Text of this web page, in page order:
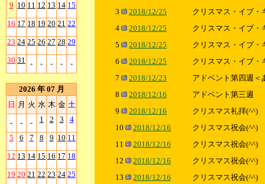
9 10 11 12 13 14 15
16 17 18 19 20 21 22
23 24 25 26 27 28 29
30 31 - - - - -
2026 年 07 月
日 月 火 水 木 金 土
- - - 1 2 3 4
5 6 7 8 9 10 11
12 13 14 15 16 17 18
19 20 21 22 23 24 25
3
2018/12/25
クリスマス・イブ・
4
2018/12/25
クリスマス・イブ・
5
2018/12/25
クリスマス・イブ・
6
2018/12/25
クリスマス・イブ・
7
2018/12/23
アドベント第四週＜
8
2018/12/16
アドベント第三週
9
2018/12/16
クリスマス礼拝(^^)
10
2018/12/16
クリスマス祝会(^^)
11
2018/12/16
クリスマス祝会(^^)
12
2018/12/16
クリスマス祝会(^^)
13
2018/12/16
クリスマス祝会(^^)